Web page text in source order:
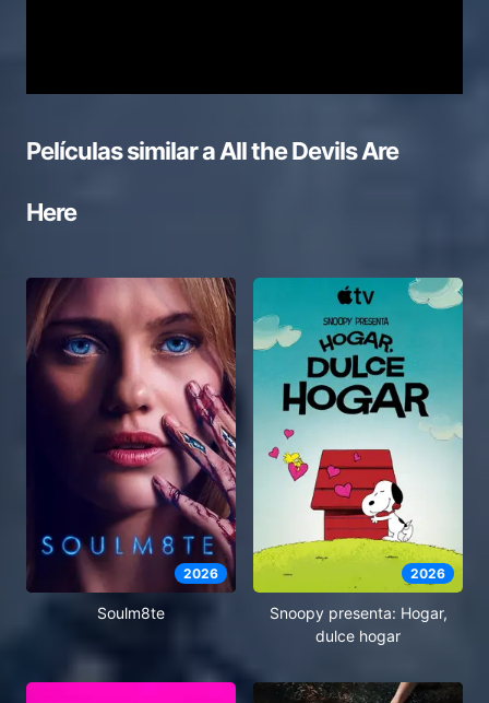
Películas similar aAll the Devils Are
Here
2026
Soulm8te
2026
Snoopy presenta: Hogar,
dulce hogar